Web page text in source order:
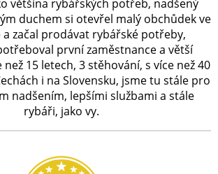
většina rybářských potřeb, nadšený
duchem si otevřel malý obchůdek ve
začal prodávat rybářské potřeby,
první zaměstnance a větší
15 letech, 3 stěhování, s více než 40
i na Slovensku, jsme tu stále pro
nadšením, lepšími službami a stále
rybáři, jako vy.